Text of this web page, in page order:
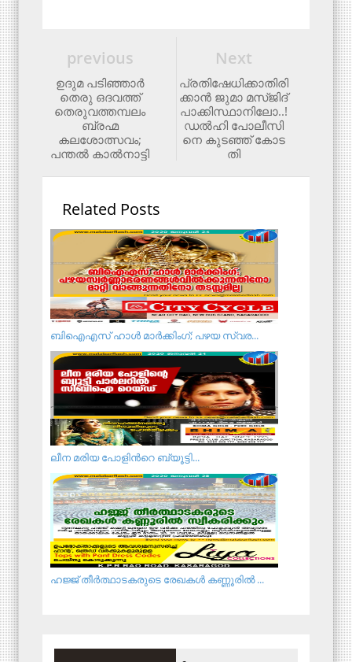
Next
പ്ര​തി​ഷേ​ധി​ക്കാ​തി​രി​
ക്കാ​ൻ ജുമാ മ​സ്ജി​ദ്
പാ​ക്കി​സ്ഥാ​നി​ലോ..!
ഡ​ൽ​ഹി പോ​ലീ​സി​
നെ കു​ട​ഞ്ഞ് കോ​ട​
തി
previous
ഉദുമ പടിഞ്ഞാര്‍
തെരു ഒദവത്ത്
തെരുവത്തമ്പലം
ബ്രഹ്മ
കലശോത്സവം;
പന്തല്‍ കാല്‍നാട്ടി
Related Posts
ബിഐഎസ് ഹാള്‍ മാര്‍ക്കിംഗ്; പഴയ സ്വര...
ലീ​ന മ​രി​യ പോ​ളി​ന്‍റെ ബ്യൂ​ട്ടി​...
ഹജ്ജ് തീർത്ഥാടകരുടെ രേഖകൾ കണ്ണൂരിൽ ...